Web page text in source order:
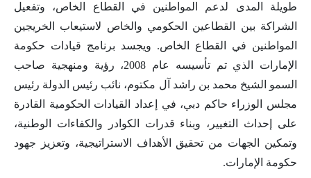
طويلة المدى لدعم المواطنين في القطاع الخاص، وتفعيل
الشراكة بين القطاعين الحكومي والخاص لاستيعاب الخريجين
المواطنين في القطاع الخاص. ويجسد برنامج قيادات حكومة
الإمارات الذي تم تأسيسه عام 2008، رؤية ومنهجية صاحب
السمو الشيخ محمد بن راشد آل مكتوم، نائب رئيس الدولة رئيس
مجلس الوزراء حاكم دبي، في إعداد القيادات الحكومية القادرة
على إحداث التغيير، وبناء قدرات الكوادر والكفاءات الوطنية،
وتمكين الجهات من تحقيق الأهداف الاستراتيجية، وتعزيز جهود
حكومة الإمارات.